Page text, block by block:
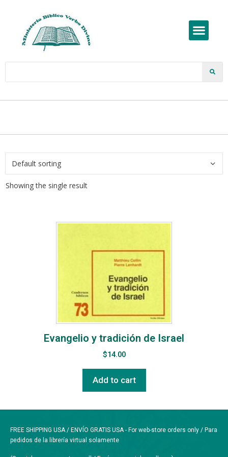
Showing the single result
Evangelio y tradición de Israel
$14.00
Add to cart
FREE SHIPPING USA / ENVÍO GRATIS USA - For web-store orders only / Para
pedidos de la librería virtual solamente